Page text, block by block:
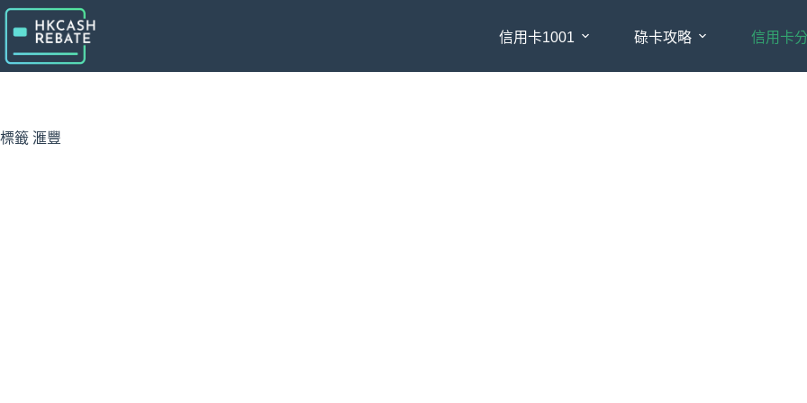
跳
至
主
要
信用卡1001 碌卡攻略 信用卡
標籤 滙豐